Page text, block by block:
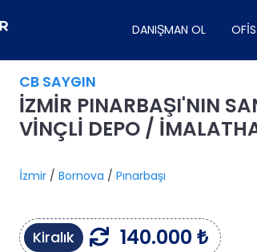
DANIŞMAN OL
CB SAYGIN
İZMİR PINARBAŞI'NIN
VİNÇLİ DEPO /
İzmir / Bornova / Pınarbaşı
Kiralık 140.000 ₺